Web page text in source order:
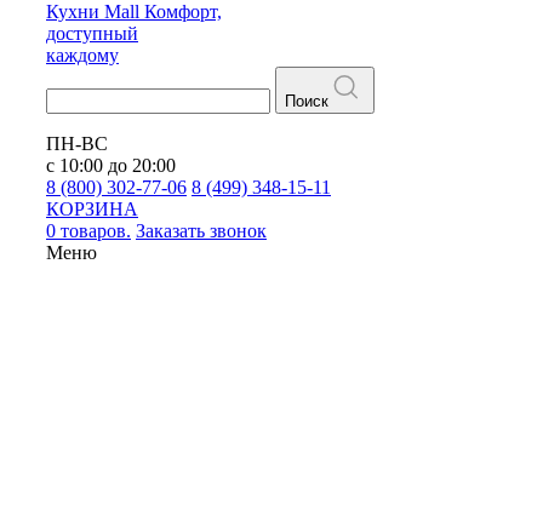
Кухни Mall Комфорт,
доступный
каждому
Поиск
ПН-ВС
с 10:00 до 20:00
8 (800) 302-77-06 8 (499) 348-15-11
КОРЗИНА
0 товаров. Заказать звонок
Меню